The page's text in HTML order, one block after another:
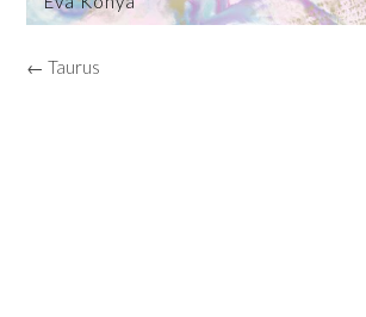
← Taurus